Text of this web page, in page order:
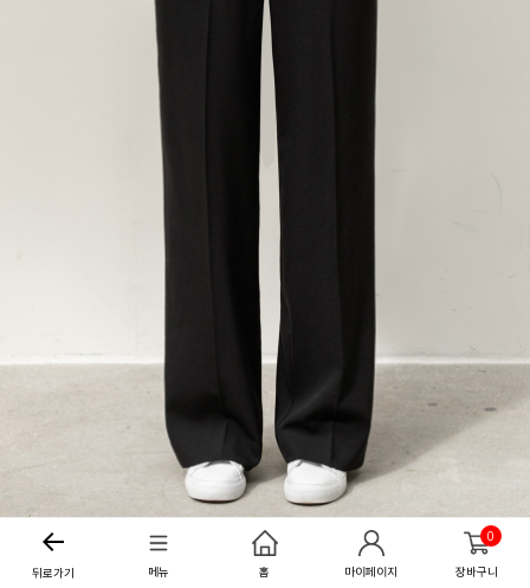
뒤로가기 메뉴 홈 마이페이지
0
장바구니